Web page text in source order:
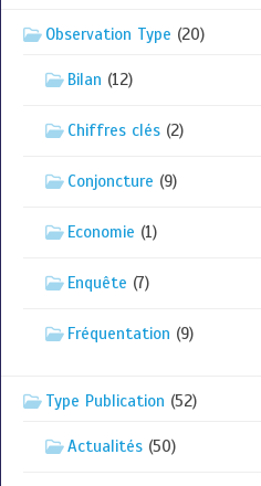
Observation Type (20)
Bilan (12)
Chiffres clés (2)
Conjoncture (9)
Economie (1)
Enquête (7)
Fréquentation (9)
Type Publication (52)
Actualités (50)